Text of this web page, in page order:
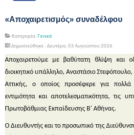
«Αποχαιρετισμός» συναδέλφου
Κατηγορία: Γενικά
Δημοσιεύθηκε : Δευτέρα, 03 Αυγούστου 2026
Αποχαιρετούμε με βαθύτατη θλίψη και
διοικητικό υπάλληλο, Αναστάσιο
Αττικής, ο οποίος προσέφερε για
εντιμότητα και αποτελεσματικότητα, τις
Πρωτοβάθμιας Εκπαίδευσης Β' Αθήνας.
Ο Διευθυντής και το προσωπικό της